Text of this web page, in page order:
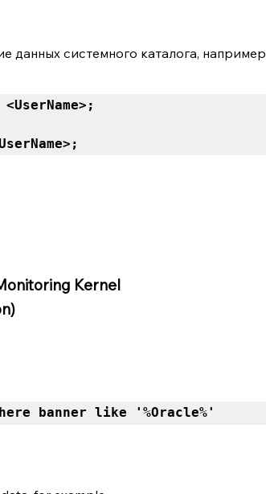
данных системного каталога, например
Kernel
banner like '%Oracle%'